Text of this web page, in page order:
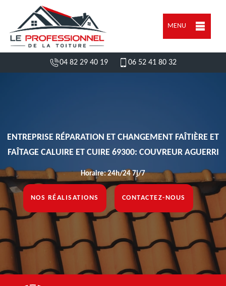
MENU
04 82 29 40 19 06 52 41 80 32
ENTREPRISE RÉPARATION ET CHANGEMENT FAÎTIÈRE ET
FAÎTAGE CALUIRE ET CUIRE 69300: COUVREUR AGUERRI
Horaire: 24h/24 7j/7
NOS RÉALISATIONS CONTACTEZ-NOUS